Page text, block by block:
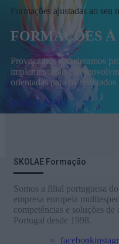
Formações ajustadas ao seu
FORMAÇÕES
Provocamos e aceleramos
implementação e
orientadas para os resultados
SABER MAIS
SKOLAE Formação
Somos a filial portuguesa
empresa europeia
competências e soluções
Portugal desde 1998.
facebook